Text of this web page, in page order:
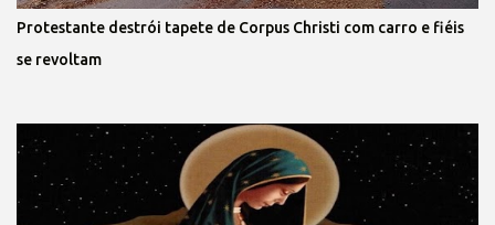
Protestante destrói tapete de Corpus Christi com carro e fiéis
se revoltam